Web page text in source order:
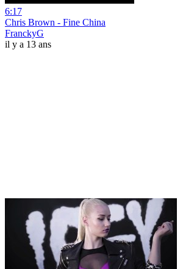
6:17
Chris Brown - Fine China
FranckyG
il y a 13 ans